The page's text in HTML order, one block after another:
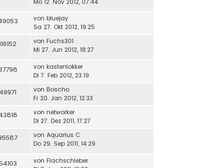
von bluejay
Sa 27. Okt 2012, 19:25
von Fuchs301
Mi 27. Jun 2012, 18:27
von kastenlokker
Di 7. Feb 2012, 23:19
von Boscho
Fr 20. Jan 2012, 12:33
von networker
Di 27. Dez 2011, 17:27
von Aquarius C
Do 29. Sep 2011, 14:29
von Flachschieber